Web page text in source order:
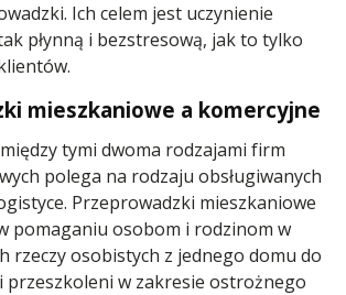
Ich celem jest uczynienie
płynną i bezstresową, jak to tylko
mieszkaniowe a komercyjne
tymi dwoma rodzajami firm
polega na rodzaju obsługiwanych
Przeprowadzki mieszkaniowe
pomaganiu osobom i rodzinom w
rzeczy osobistych z jednego domu do
przeszkoleni w zakresie ostrożnego